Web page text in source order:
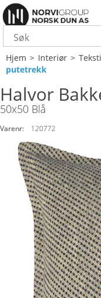
Hjem>Interiør>
putetrekk
Halvor
50x50 Blå
Varenr: 120772